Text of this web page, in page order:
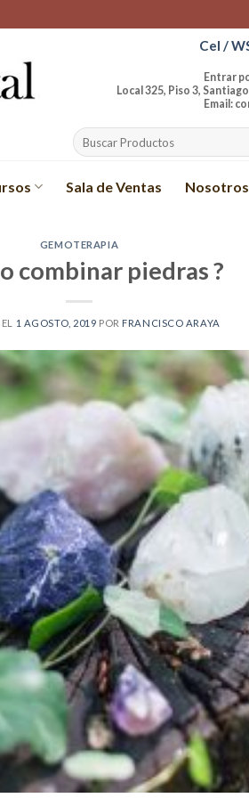
Cel /
Entrar por Agustinas
Local 325, Piso 3, Santiago
Email:
Buscar
por:
Sala de Ventas Nosotros
GEMOTERAPIA
combinar piedras ?
1 AGOSTO, 2019 POR FRANCISCO ARAYA